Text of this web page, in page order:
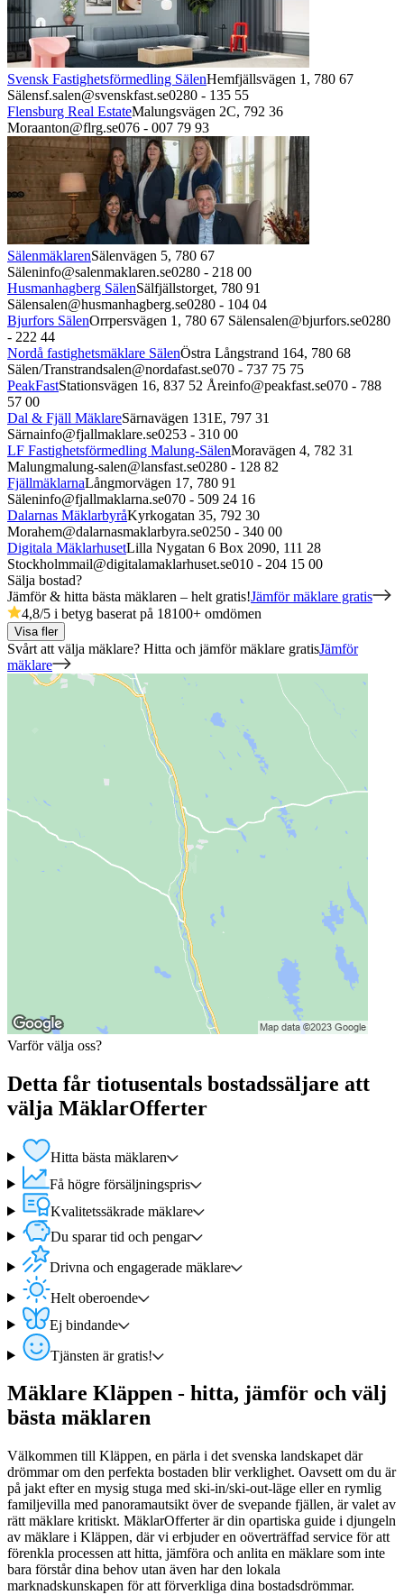
Svensk Fastighetsförmedling SälenHemfjällsvägen 1, 780 67
Sälensf.salen@svenskfast.se0280 - 135 55
Flensburg Real EstateMalungsvägen 2C, 792 36
Moraanton@flrg.se076 - 007 79 93
SälenmäklarenSälenvägen 5, 780 67
Säleninfo@salenmaklaren.se0280 - 218 00
Husmanhagberg SälenSälfjällstorget, 780 91
Sälensalen@husmanhagberg.se0280 - 104 04
Bjurfors SälenOrrpersvägen 1, 780 67 Sälensalen@bjurfors.se0280
- 222 44
Nordå fastighetsmäklare SälenÖstra Långstrand 164, 780 68
Sälen/Transtrandsalen@nordafast.se070 - 737 75 75
PeakFastStationsvägen 16, 837 52 Åreinfo@peakfast.se070 - 788
57 00
Dal & Fjäll MäklareSärnavägen 131E, 797 31
Särnainfo@fjallmaklare.se0253 - 310 00
LF Fastighetsförmedling Malung-SälenMoravägen 4, 782 31
Malungmalung-salen@lansfast.se0280 - 128 82
FjällmäklarnaLångmorvägen 17, 780 91
Säleninfo@fjallmaklarna.se070 - 509 24 16
Dalarnas MäklarbyråKyrkogatan 35, 792 30
Morahem@dalarnasmaklarbyra.se0250 - 340 00
Digitala MäklarhusetLilla Nygatan 6 Box 2090, 111 28
Stockholmmail@digitalamaklarhuset.se010 - 204 15 00
Sälja bostad?
Jämför & hitta bästa mäklaren – helt gratis!Jämför mäklare gratis
4,8/5 i betyg baserat på 18100+ omdömen
Visa fler
Svårt att välja mäklare? Hitta och jämför mäklare gratisJämför
mäklare
Varför välja oss?
Detta får tiotusentals bostadssäljare att
välja MäklarOfferter
Hitta bästa mäklaren
Få högre försäljningspris
Kvalitetssäkrade mäklare
Du sparar tid och pengar
Drivna och engagerade mäklare
Helt oberoende
Ej bindande
Tjänsten är gratis!
Mäklare Kläppen - hitta, jämför och välj
bästa mäklaren
Välkommen till Kläppen, en pärla i det svenska landskapet där
drömmar om den perfekta bostaden blir verklighet. Oavsett om du är
på jakt efter en mysig stuga med ski-in/ski-out-läge eller en rymlig
familjevilla med panoramautsikt över de svepande fjällen, är valet av
rätt mäklare kritiskt. MäklarOfferter är din opartiska guide i djungeln
av mäklare i Kläppen, där vi erbjuder en oöverträffad service för att
förenkla processen att hitta, jämföra och anlita en mäklare som inte
bara förstår dina behov utan även har den lokala
marknadskunskapen för att förverkliga dina bostadsdrömmar.